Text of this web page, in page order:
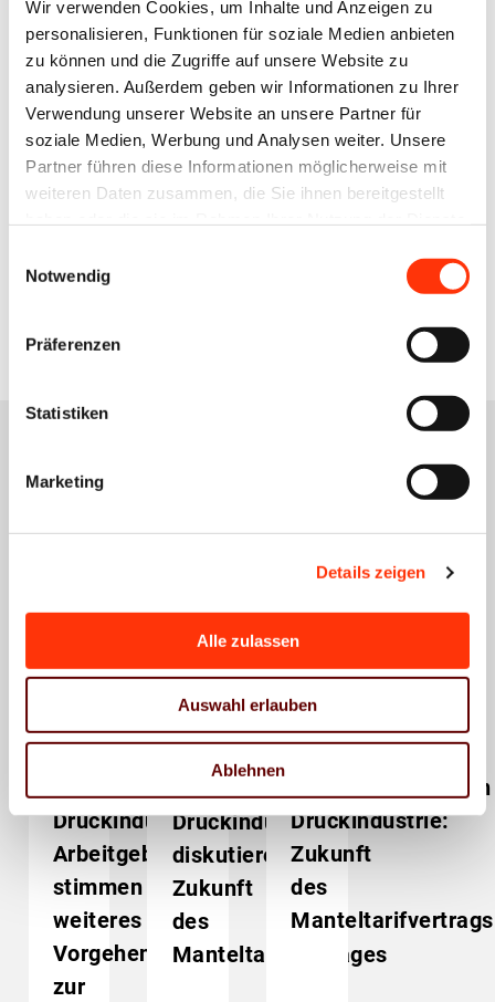
Wir verwenden Cookies, um Inhalte und Anzeigen zu
personalisieren, Funktionen für soziale Medien anbieten
zu können und die Zugriffe auf unsere Website zu
analysieren. Außerdem geben wir Informationen zu Ihrer
Verwendung unserer Website an unsere Partner für
soziale Medien, Werbung und Analysen weiter. Unsere
Partner führen diese Informationen möglicherweise mit
weiteren Daten zusammen, die Sie ihnen bereitgestellt
Notwendig
Präferenzen
Statistiken
Marketing
Details zeigen
Alle zulassen
Auswahl erlauben
Ablehnen
sabine.dresbach@bvdm-online.de
030 209139-121
Mathias Stanke
Referent Sozialpolitik/Recht
mathias.stanke@bvdm-online.de
030 209139-123
Das könnte Sie auch
Tarifrunde
2024
Druckindustrie:
Arbeitgeber
stimmen
weiteres
Vorgehen
zur
Manteltarifvertrag
Tarifrunde
der
Druckindustrie
diskutieren
Zukunft
des
Manteltarifvertrages
Tarifpolitik
Tarifrunde
2024
Tarifverhandlungen
Druckindustrie:
Zukunft
des
Manteltarifvertrags